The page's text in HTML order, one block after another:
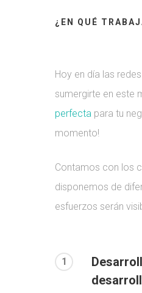
¿EN QUÉ
Hoy en día las
sumergirte en este
perfecta para tu
momento!
Contamos con los
disponemos de
esfuerzos serán
1